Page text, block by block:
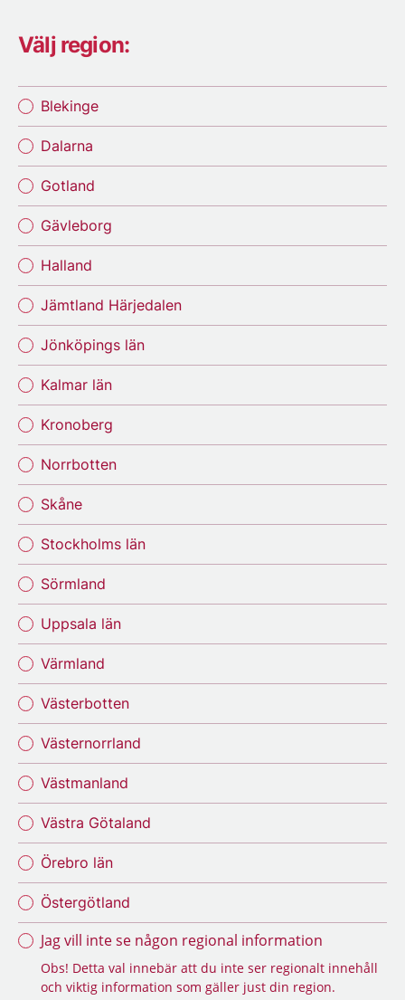
Välj region:
Blekinge
Dalarna
Gotland
Gävleborg
Halland
Jämtland Härjedalen
Jönköpings län
Kalmar län
Kronoberg
Norrbotten
Skåne
Stockholms län
Sörmland
Uppsala län
Värmland
Västerbotten
Västernorrland
Västmanland
Västra Götaland
Örebro län
Östergötland
Jag vill inte se någon regional information
Obs! Detta val innebär att du inte ser regionalt innehåll
och viktig information som gäller just din region.